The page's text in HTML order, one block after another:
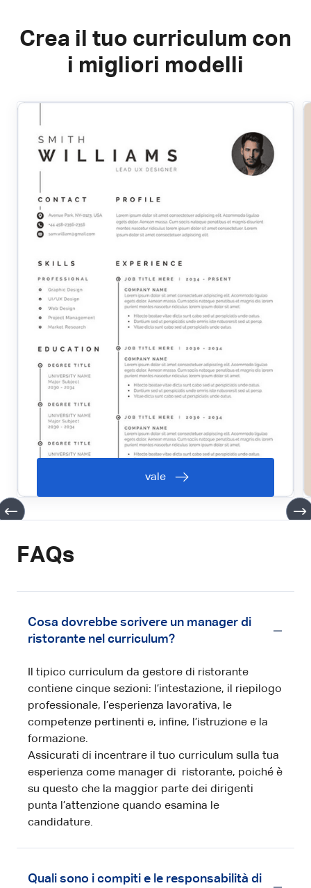
Crea il tuo curriculum con
i migliori modelli
vale
FAQs
Cosa dovrebbe scrivere un manager di
ristorante nel curriculum?
Il tipico curriculum da gestore di ristorante
contiene cinque sezioni: l’intestazione, il riepilogo
professionale, l’esperienza lavorativa, le
competenze pertinenti e, infine, l’istruzione e la
formazione.
Assicurati di incentrare il tuo curriculum sulla tua
esperienza come manager di ristorante, poiché è
su questo che la maggior parte dei dirigenti
punta l’attenzione quando esamina le
candidature.
Quali sono i compiti e le responsabilità di